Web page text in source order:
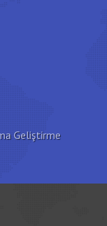
Geliştirme